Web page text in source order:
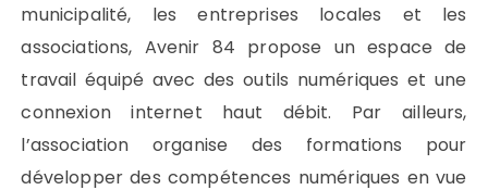
municipalité, les entreprises locales et les
associations, Avenir 84 propose un espace de
travail équipé avec des outils numériques et une
connexion internet haut débit. Par ailleurs,
l’association organise des formations pour
développer des compétences numériques en vue